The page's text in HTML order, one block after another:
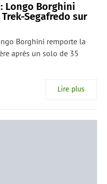
Longo Borghini
Segafredo sur
Borghini remporte la
après un solo de 35
Lire plus